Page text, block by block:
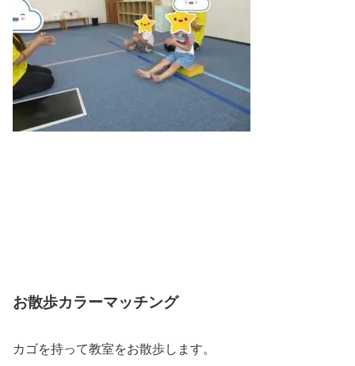
お散歩カラーマッチング
カゴを持って教室をお散歩します。